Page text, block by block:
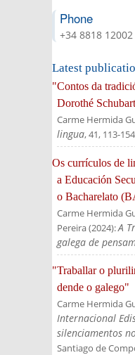
Phone
+34 8818 12002
Latest
"Contos da
Dorothé
Carme Hermida
lingua, 41, 113-154
Os currículos de
a Educación
o Bacharelato
Carme Hermida
Pereira(2024):A
galega de
"Traballar o
dende o galego"
Carme Hermida
Internacional
silenciamentos
Santiago de